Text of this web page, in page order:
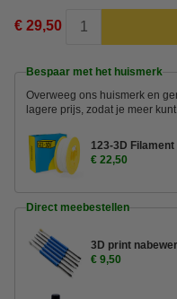
€ 29,50
Bespaar met het huismerk
Overweeg ons huismerk en
lagere prijs, zodat je meer
123-3D
€ 22,50
Direct meebestellen
3D print
€ 9,50